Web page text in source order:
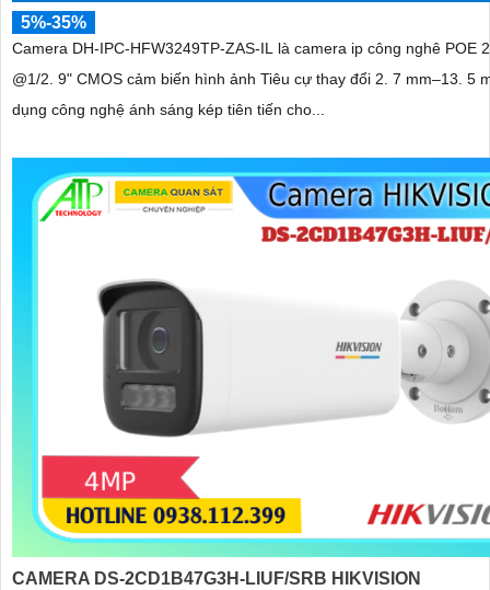
5%-35%
Camera DH-IPC-HFW3249TP-ZAS-IL là camera ip công nghê POE
@1/2. 9" CMOS cảm biến hình ảnh Tiêu cự thay đổi 2. 7 mm–13. 5
dụng công nghệ ánh sáng kép tiên tiến cho...
CAMERA DS-2CD1B47G3H-LIUF/SRB HIKVISION